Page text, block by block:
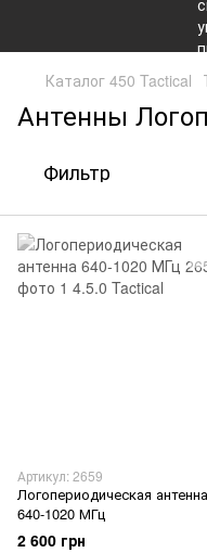
Каталог 450 Tactical
Антенны
Фильтр
Артикул: 2659
Логопериодическая антенна
640-1020 МГц
2 600 грн